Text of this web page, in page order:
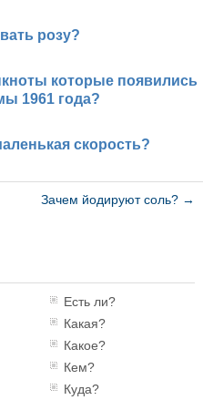
розу?
которые появились
1961 года?
скорость?
Зачем йодируют соль? →
Есть ли?
Какая?
Какое?
Кем?
Куда?